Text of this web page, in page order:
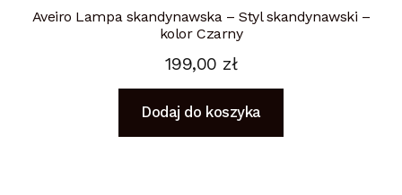
Aveiro Lampa skandynawska – Styl skandynawski –
kolor Czarny
199,00 zł
Dodaj do koszyka